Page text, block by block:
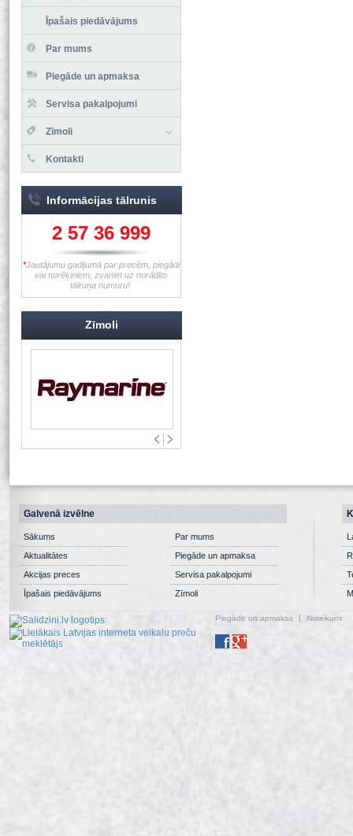
Īpašais piedāvājums
Par mums
Piegāde un apmaksa
Servisa pakalpojumi
Zīmoli
Kontakti
Informācijas tālrunis
2 57 36 999
*Jautājumu gadījumā par precēm, piegādi
vai norēķiniem, zvaniet uz norādīto
tālruņa numuru!
Zīmoli
Galvenā izvēlne
Sākums
Aktualitātes
Akcijas preces
Īpašais piedāvājums
Par mums
Piegāde un apmaksa
Servisa pakalpojumi
Zīmoli
Piegāde un apmaksa Noteikumi